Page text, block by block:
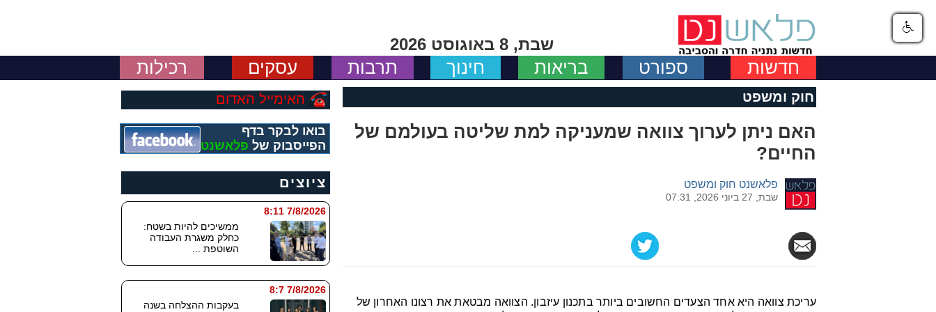
שבת, 8 באוגוסט 2026
חדשות ספורט בריאות חינוך תרבות עסקים רכילות
חוק ומשפט
האם ניתן לערוך צוואה שמעניקה למת שליטה בעולמם של
החיים?
פלאשנט חוק ומשפט
שבת, 27 ביוני 2026, 07:31
עריכת צוואה היא אחד הצעדים החשובים ביותר בתכנון עיזבון. הצוואה מבטאת את רצונו האחרון של
האימייל האדום
בואו לבקר בדף
הפייסבוק של פלאשנט
ציוצים
7/8/2026 8:11
ממשיכים להיות בשטח:
כחלק משגרת העבודה
השוטפת ...
7/8/2026 8:7
בעקבות ההצלחה בשנה